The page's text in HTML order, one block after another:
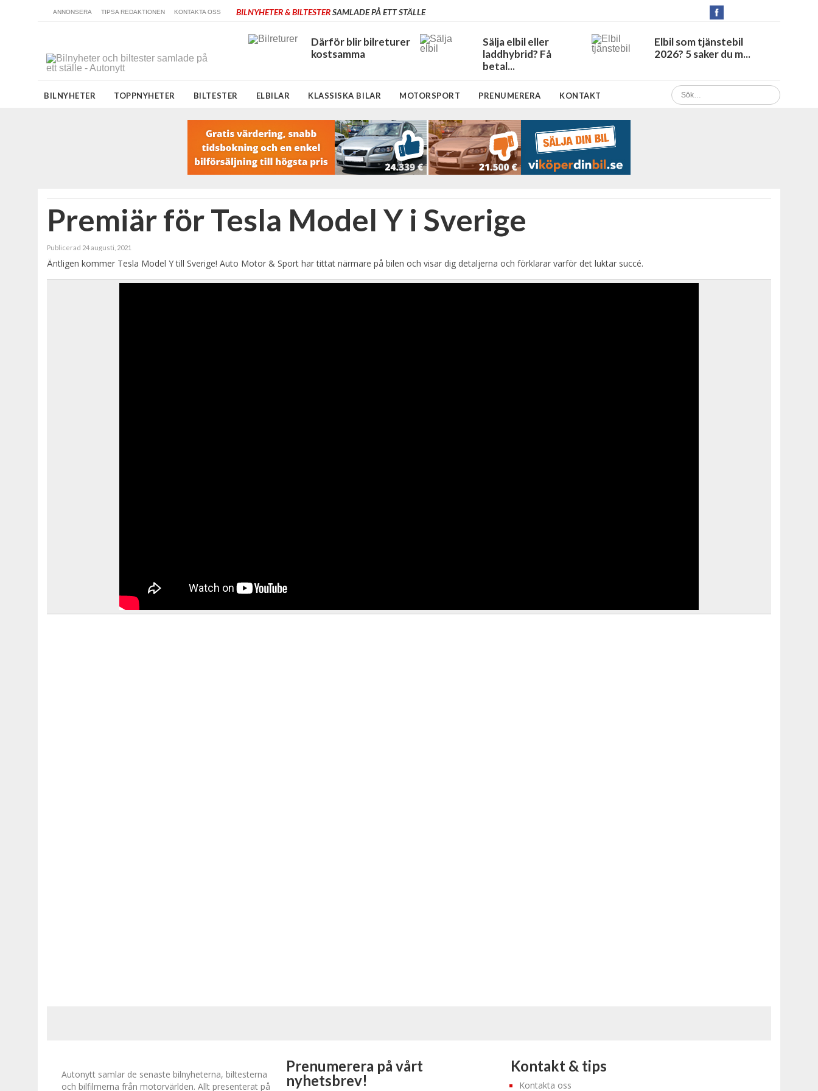
ANNONSERA TIPSA REDAKTIONEN KONTAKTA OSS BILNYHETER & BILTESTERSAMLADE PÅ ETT STÄLLE
Därför blir bilreturer
kostsamma
Sälja elbil eller
laddhybrid? Få
betal...
Elbil som tjänstebil
2026? 5 saker du m...
BILNYHETER TOPPNYHETER BILTESTER ELBILAR KLASSISKA BILAR MOTORSPORT PRENUMERERA KONTAKT
Premiär för Tesla Model Y i Sverige
Publicerad 24 augusti, 2021
Äntligen kommer Tesla Model Y till Sverige! Auto Motor & Sport har tittat närmare på bilen och visar dig detaljerna och förklarar varför det luktar succé.
Autonytt samlar de senaste bilnyheterna, biltesterna
och bilfilmerna från motorvärlden. Allt presenterat på
Prenumerera på vårt
nyhetsbrev!
Kontakt & tips
Kontakta oss